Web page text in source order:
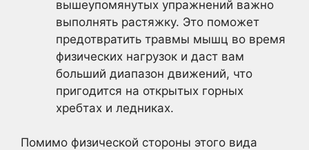
вышеупомянутых упражнений важно
выполнять растяжку. Это поможет
предотвратить травмы мышц во время
физических нагрузок и даст вам
больший диапазон движений, что
пригодится на открытых горных
хребтах и ледниках.
Помимо физической стороны этого вида